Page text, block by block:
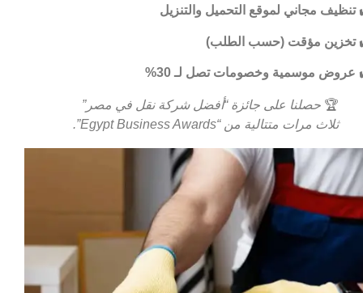
تنظيف مجاني لموقع التحميل والتنزيل
تخزين مؤقت (حسب الطلب)
عروض موسمية وخصومات تصل لـ 30%
🏆 حصلنا على جائزة “أفضل شركة نقل في مصر”
ثلاث مرات متتالية من “Egypt Business Awards”.